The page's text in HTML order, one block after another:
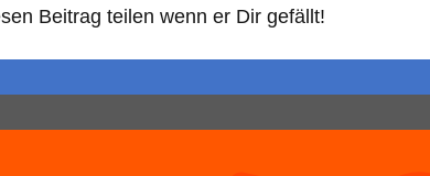
Beitrag teilen wenn er Dir gefällt!